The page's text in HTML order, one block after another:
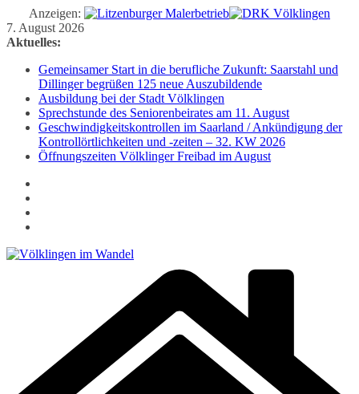
Anzeigen:
Zum
Inhalt
7. August 2026
Aktuelles:
Gemeinsamer Start in die berufliche Zukunft: Saarstahl und
Dillinger begrüßen 125 neue Auszubildende
Ausbildung bei der Stadt Völklingen
Sprechstunde des Seniorenbeirates am 11. August
Geschwindigkeitskontrollen im Saarland / Ankündigung der
Kontrollörtlichkeiten und -zeiten – 32. KW 2026
Öffnungszeiten Völklinger Freibad im August